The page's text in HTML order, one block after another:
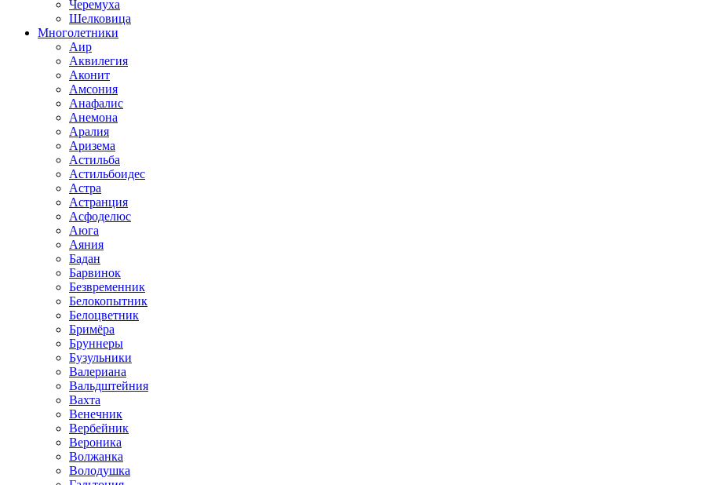
Черемуха
Шелковица
Многолетники
Аир
Аквилегия
Аконит
Амсония
Анафалис
Анемона
Аралия
Аризема
Астильба
Астильбоидес
Астра
Астранция
Асфоделюс
Аюга
Аяния
Бадан
Барвинок
Безвременник
Белокопытник
Белоцветник
Бримёра
Бруннеры
Бузульники
Валериана
Вальдштейния
Вахта
Венечник
Вербейник
Вероника
Волжанка
Володушка